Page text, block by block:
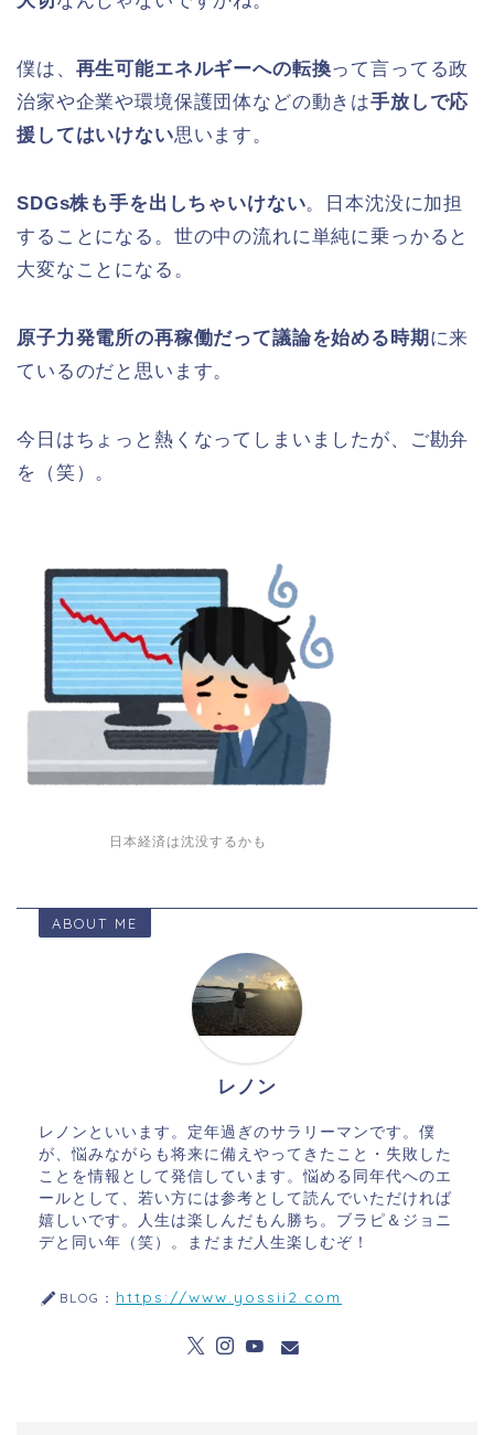
僕は、 再生可能エネルギーへの転換って言ってる政
治家や企業や環境保護団体などの動きは手放しで応
援してはいけない思います。
SDGs株も手を出しちゃいけない。日本沈没に加担
することになる。世の中の流れに単純に乗っかると
大変なことになる。
原子力発電所の再稼働だって議論を始める時期 に来
ているのだと思います。
今日はちょっと熱くなってしまいましたが、ご勘弁
を（笑）。
日本経済は沈没するかも
ABOUT ME
レノン
レノンといいます。定年過ぎのサラリーマンです。僕
が、悩みながらも将来に備えやってきたこと・失敗した
ことを情報として発信しています。悩める同年代へのエ
ールとして、若い方には参考として読んでいただければ
嬉しいです。人生は楽しんだもん勝ち。ブラピ＆ジョニ
デと同い年（笑）。まだまだ人生楽しむぞ！
BLOG： https://www.yossii2.com